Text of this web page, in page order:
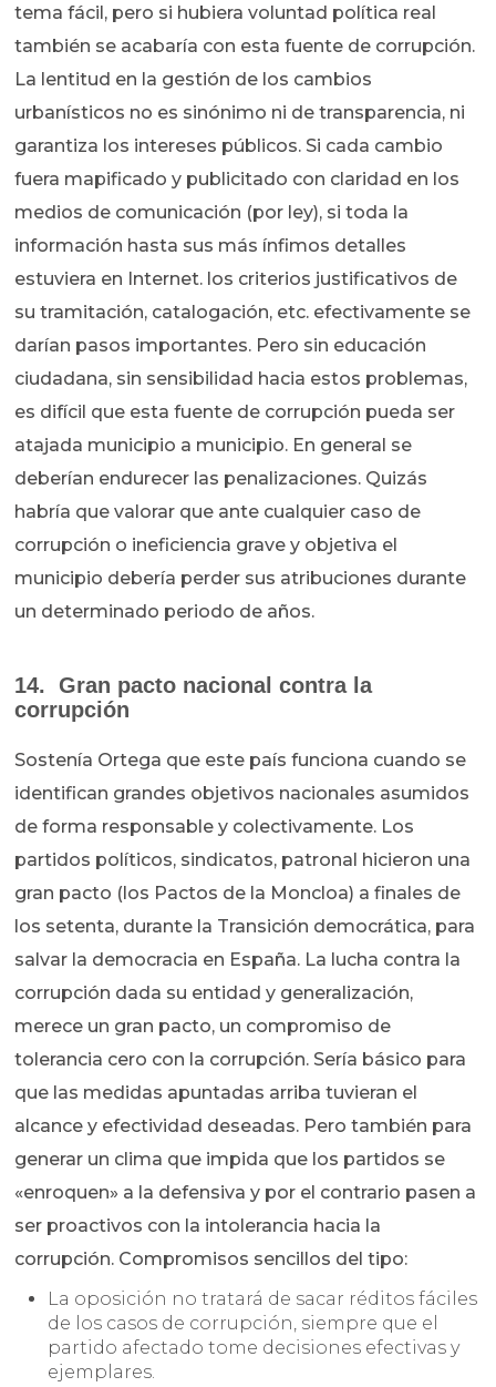
tema fácil, pero si hubiera voluntad política real
también se acabaría con esta fuente de corrupción.
La lentitud en la gestión de los cambios
urbanísticos no es sinónimo ni de transparencia, ni
garantiza los intereses públicos. Si cada cambio
fuera mapificado y publicitado con claridad en los
medios de comunicación (por ley), si toda la
información hasta sus más ínfimos detalles
estuviera en Internet. los criterios justificativos de
su tramitación, catalogación, etc. efectivamente se
darían pasos importantes. Pero sin educación
ciudadana, sin sensibilidad hacia estos problemas,
es difícil que esta fuente de corrupción pueda ser
atajada municipio a municipio. En general se
deberían endurecer las penalizaciones. Quizás
habría que valorar que ante cualquier caso de
corrupción o ineficiencia grave y objetiva el
municipio debería perder sus atribuciones durante
un determinado periodo de años.
14. Gran pacto nacional contra la
corrupción
Sostenía Ortega que este país funciona cuando se
identifican grandes objetivos nacionales asumidos
de forma responsable y colectivamente. Los
partidos políticos, sindicatos, patronal hicieron una
gran pacto (los Pactos de la Moncloa) a finales de
los setenta, durante la Transición democrática, para
salvar la democracia en España. La lucha contra la
corrupción dada su entidad y generalización,
merece un gran pacto, un compromiso de
tolerancia cero con la corrupción. Sería básico para
que las medidas apuntadas arriba tuvieran el
alcance y efectividad deseadas. Pero también para
generar un clima que impida que los partidos se
«enroquen» a la defensiva y por el contrario pasen a
ser proactivos con la intolerancia hacia la
corrupción. Compromisos sencillos del tipo:
La oposición no tratará de sacar réditos fáciles
de los casos de corrupción, siempre que el
partido afectado tome decisiones efectivas y
ejemplares.